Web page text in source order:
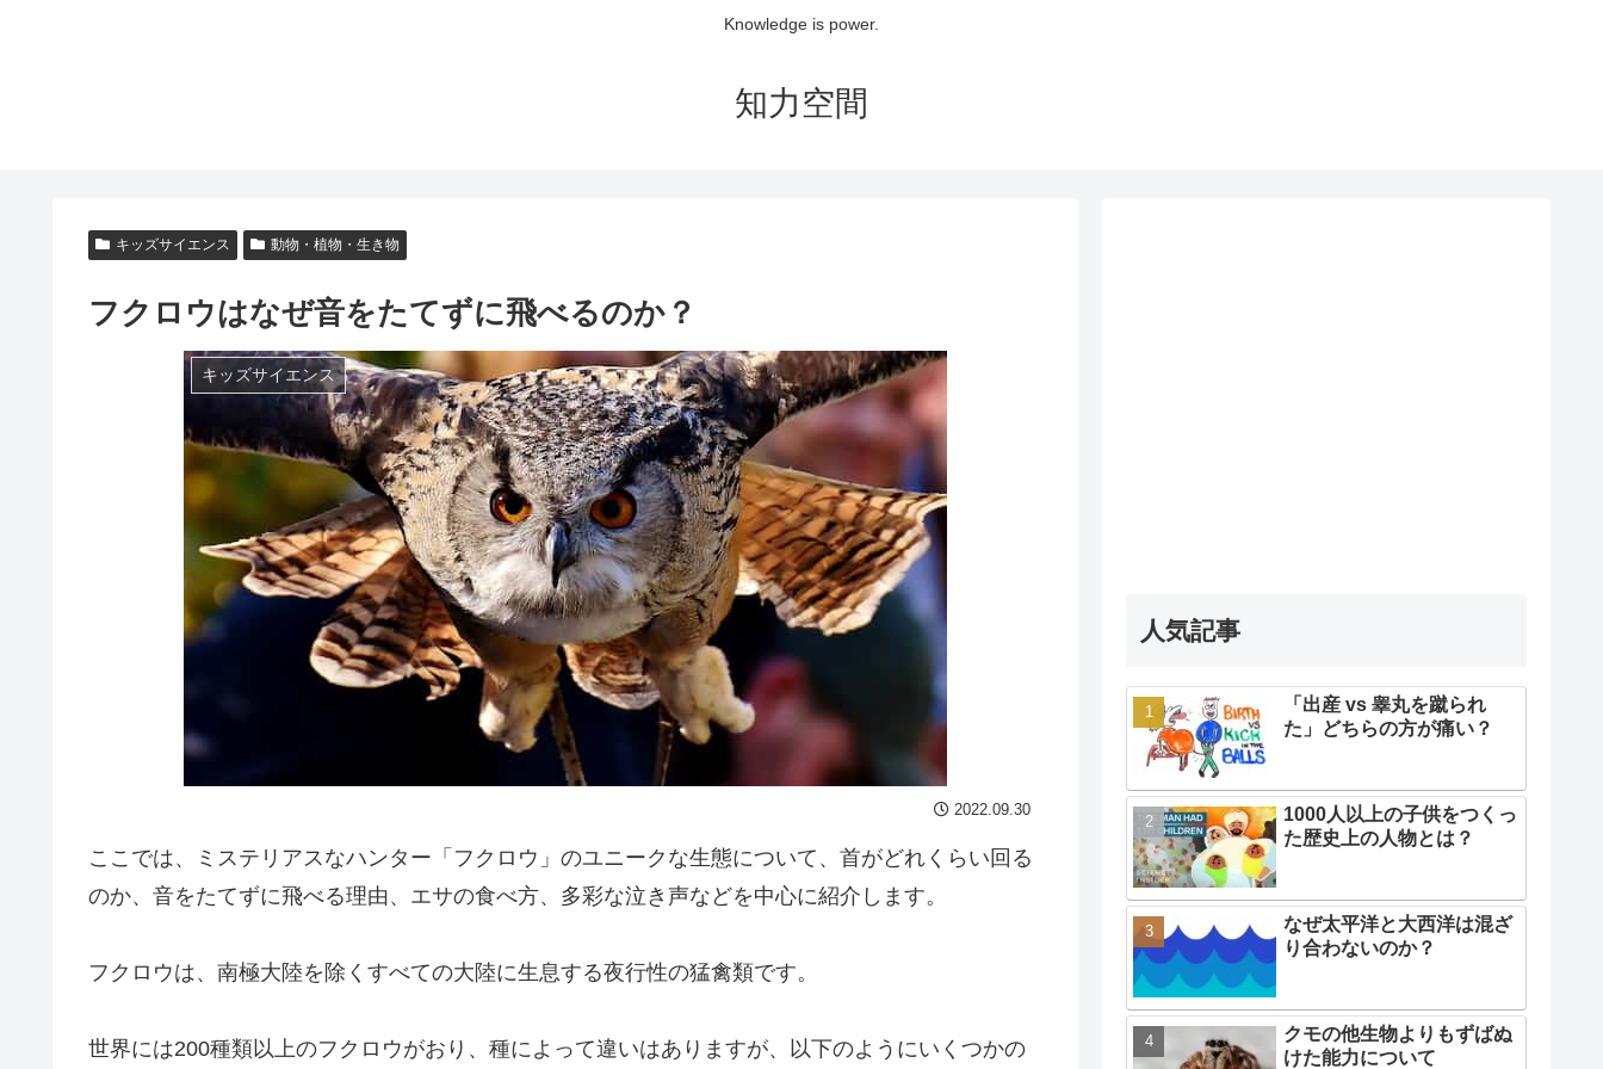
Knowledge is power.
知力空間
キッズサイエンス 動物・植物・生き物
フクロウはなぜ音をたてずに飛べるのか？
キッズサイエンス
2022.09.30
ここでは、ミステリアスなハンター「フクロウ」のユニークな生態について、首がどれくらい回る
のか、音をたてずに飛べる理由、エサの食べ方、多彩な泣き声などを中心に紹介します。
フクロウは、南極大陸を除くすべての大陸に生息する夜行性の猛禽類です。
世界には200種類以上のフクロウがおり、種によって違いはありますが、以下のようにいくつかの
人気記事
「出産 vs 睾丸を蹴られ
た」どちらの方が痛い？
1000人以上の子供をつくっ
た歴史上の人物とは？
なぜ太平洋と大西洋は混ざ
り合わないのか？
クモの他生物よりもずばぬ
けた能力について